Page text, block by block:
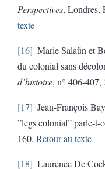
Perspectives, Londres,
texte
16
Marie Salaün et
du colonial sans
d’histoire, n° 406-
17
Jean-François
”legs colonial” parle-t-
160. Retour au texte
18
Laurence De